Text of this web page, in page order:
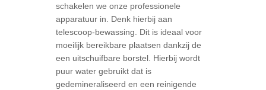
schakelen we onze professionele
apparatuur in. Denk hierbij aan
telescoop-bewassing. Dit is ideaal voor
moeilijk bereikbare plaatsen dankzij de
een uitschuifbare borstel. Hierbij wordt
puur water gebruikt dat is
gedemineraliseerd en een reinigende